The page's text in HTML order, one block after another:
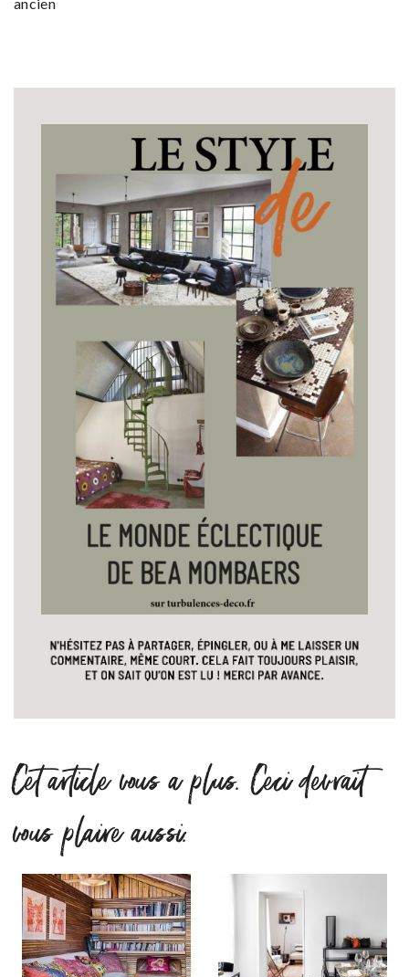
Cet article vous a plus. Ceci devrait
vous plaire aussi.